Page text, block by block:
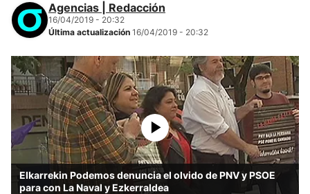
Agencias | Redacción
16/04/2019 - 20:32
Última actualización 16/04/2019 - 20:32
Elkarrekin Podemos denuncia el olvido de PNV y PSOE
para con La Naval y Ezkerraldea